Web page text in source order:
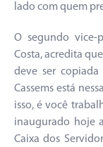
lado com quem
O segundo vice-
Costa, acredita
deve ser
Cassems está
isso, é você
inaugurado hoje
Caixa dos